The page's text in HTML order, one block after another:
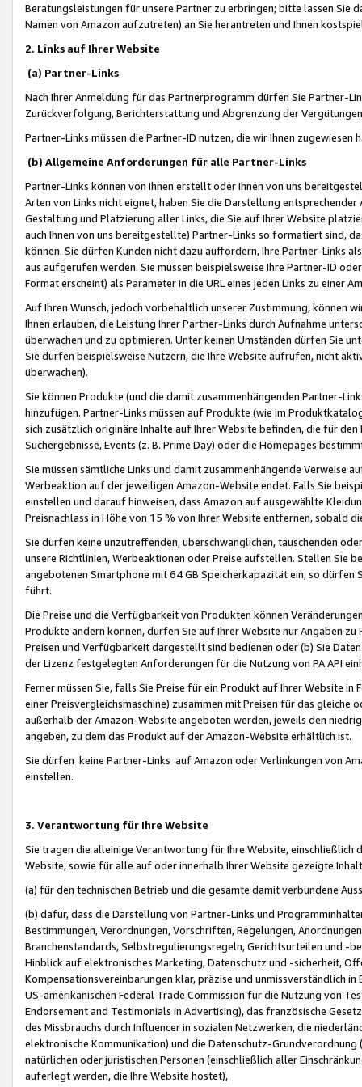
Beratungsleistungen für unsere Partner zu erbringen; bitte lassen Sie
Namen von Amazon aufzutreten) an Sie herantreten und Ihnen
2. Links auf Ihrer Website
(a) Partner-Links
Nach Ihrer Anmeldung für das Partnerprogramm dürfen Sie Partner-
Zurückverfolgung, Berichterstattung und Abgrenzung der
Partner-Links müssen die Partner-ID nutzen, die wir Ihnen zugewiesen
(b) Allgemeine Anforderungen für alle Partner-Links
Partner-Links können von Ihnen erstellt oder Ihnen von uns
Arten von Links nicht eignet, haben Sie die Darstellung
Gestaltung und Platzierung aller Links, die Sie auf Ihrer Website
auch Ihnen von uns bereitgestellte) Partner-Links so formatiert sind,
können. Sie dürfen Kunden nicht dazu auffordern, Ihre Partner-Links
aus aufgerufen werden. Sie müssen beispielsweise Ihre Partner-ID
Format erscheint) als Parameter in die URL eines jeden Links zu einer
Auf Ihren Wunsch, jedoch vorbehaltlich unserer Zustimmung, können
Ihnen erlauben, die Leistung Ihrer Partner-Links durch Aufnahme
überwachen und zu optimieren. Unter keinen Umständen dürfen Sie
Sie dürfen beispielsweise Nutzern, die Ihre Website aufrufen, nicht
überwachen).
Sie können Produkte (und die damit zusammenhängenden Partner-
hinzufügen. Partner-Links müssen auf Produkte (wie im
sich zusätzlich originäre Inhalte auf Ihrer Website befinden, die für
Suchergebnisse, Events (z. B. Prime Day) oder die Homepages
Sie müssen sämtliche Links und damit zusammenhängende
Werbeaktion auf der jeweiligen Amazon-Website endet. Falls Sie
einstellen und darauf hinweisen, dass Amazon auf ausgewählte
Preisnachlass in Höhe von 15 % von Ihrer Website entfernen, sobald
Sie dürfen keine unzutreffenden, überschwänglichen, täuschenden
unsere Richtlinien, Werbeaktionen oder Preise aufstellen. Stellen Sie
angebotenen Smartphone mit 64 GB Speicherkapazität ein, so dürfen
führt.
Die Preise und die Verfügbarkeit von Produkten können
Produkte ändern können, dürfen Sie auf Ihrer Website nur Angaben
Preisen und Verfügbarkeit dargestellt sind bedienen oder (b) Sie
der Lizenz festgelegten Anforderungen für die Nutzung von PA API
Ferner müssen Sie, falls Sie Preise für ein Produkt auf Ihrer Website
einer Preisvergleichsmaschine) zusammen mit Preisen für das
außerhalb der Amazon-Website angeboten werden, jeweils den
angeben, zu dem das Produkt auf der Amazon-Website erhältlich ist.
Sie dürfen keine Partner-Links auf Amazon oder Verlinkungen von
einstellen.
3. Verantwortung für Ihre Website
Sie tragen die alleinige Verantwortung für Ihre Website,
Website, sowie für alle auf oder innerhalb Ihrer Website gezeigte
(a) für den technischen Betrieb und die gesamte damit verbundene
(b) dafür, dass die Darstellung von Partner-Links und
Bestimmungen, Verordnungen, Vorschriften, Regelungen,
Branchenstandards, Selbstregulierungsregeln, Gerichtsurteilen und -
Hinblick auf elektronisches Marketing, Datenschutz und -sicherheit,
Kompensationsvereinbarungen klar, präzise und unmissverständlich
US-amerikanischen Federal Trade Commission für die Nutzung von
Endorsement and Testimonials in Advertising), das französische
des Missbrauchs durch Influencer in sozialen Netzwerken, die
elektronische Kommunikation) und die Datenschutz-
natürlichen oder juristischen Personen (einschließlich aller
auferlegt werden, die Ihre Website hostet),